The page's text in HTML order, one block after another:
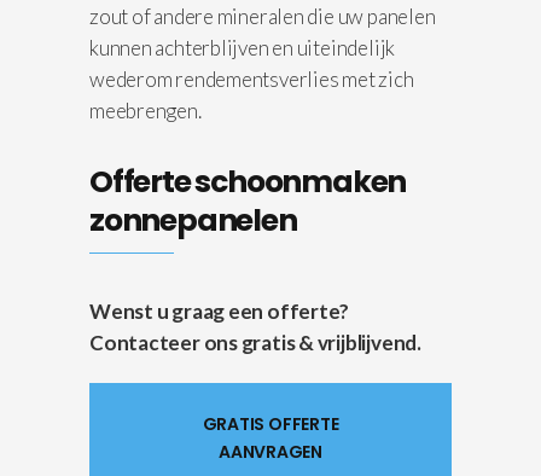
zout of andere mineralen die uw panelen
kunnen achterblijven en uiteindelijk
wederom rendementsverlies met zich
meebrengen.
Offerte schoonmaken
zonnepanelen
Wenst u graag een offerte?
Contacteer ons gratis & vrijblijvend.
GRATIS OFFERTE
AANVRAGEN